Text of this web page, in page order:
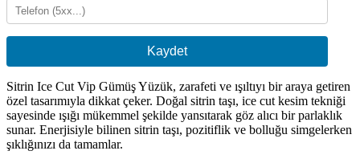
Kaydet
Sitrin Ice Cut Vip Gümüş Yüzük, zarafeti ve ışıltıyı bir araya getiren
özel tasarımıyla dikkat çeker. Doğal sitrin taşı, ice cut kesim tekniği
sayesinde ışığı mükemmel şekilde yansıtarak göz alıcı bir parlaklık
sunar. Enerjisiyle bilinen sitrin taşı, pozitiflik ve bolluğu simgelerken
şıklığınızı da tamamlar.